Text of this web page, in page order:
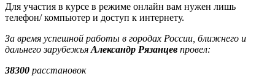
Для участия в курсе в режиме онлайн вам нужен лишь
телефон/ компьютер и доступ к интернету.
За время успешной работы в городах России, ближнего и
дальнего зарубежья Александр Рязанцев провел:
38300 расстановок